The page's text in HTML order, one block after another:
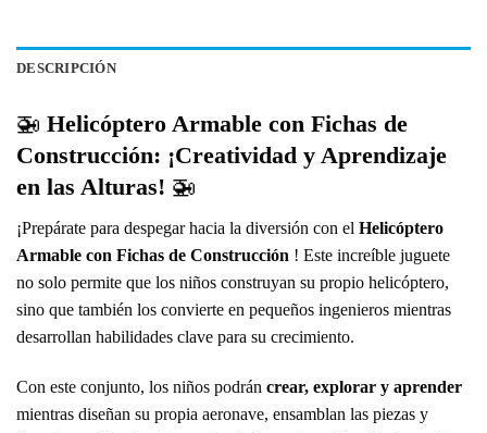
DESCRIPCIÓN
🚁 Helicóptero Armable con Fichas de
Construcción: ¡Creatividad y Aprendizaje
en las Alturas! 🚁
¡Prepárate para despegar hacia la diversión con el Helicóptero
Armable con Fichas de Construcción ! Este increíble juguete
no solo permite que los niños construyan su propio helicóptero,
sino que también los convierte en pequeños ingenieros mientras
desarrollan habilidades clave para su crecimiento.
Con este conjunto, los niños podrán crear, explorar y aprender
mientras diseñan su propia aeronave, ensamblan las piezas y